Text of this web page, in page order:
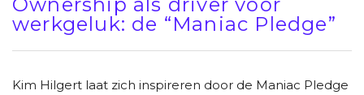
werkgeluk: de “Maniac Pledge”
Kim Hilgert laat zich inspireren door de Maniac Pledge